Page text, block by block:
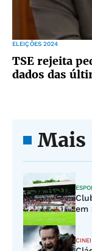
ELEIÇÕES 2024
TSE rejeita
dados das
Mais
em